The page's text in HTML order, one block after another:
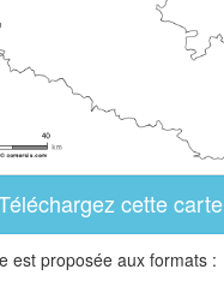
cette carte
est proposée aux formats :